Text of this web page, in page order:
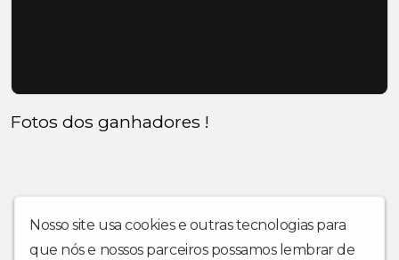
Fotos dos ganhadores !
Nosso site usa cookies e outras tecnologias para
que nós e nossos parceiros possamos lembrar de